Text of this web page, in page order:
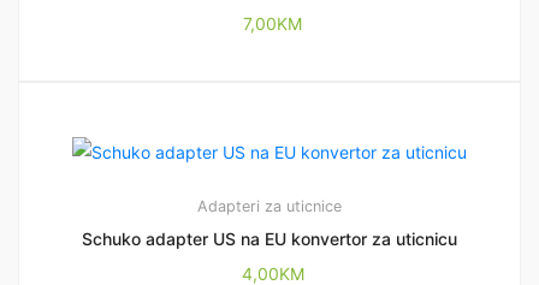
7,00KM
Adapteri za uticnice
Schuko adapter US na EU konvertor za uticnicu
4,00KM